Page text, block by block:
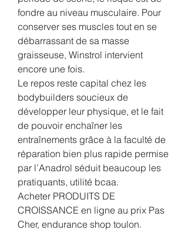
fondre au niveau musculaire. Pour
conserver ses muscles tout en se
débarrassant de sa masse
graisseuse, Winstrol intervient
encore une fois.
Le repos reste capital chez les
bodybuilders soucieux de
développer leur physique, et le fait
de pouvoir enchaîner les
entraînements grâce à la faculté de
réparation bien plus rapide permise
par l’Anadrol séduit beaucoup les
pratiquants, utilité bcaa.
Acheter PRODUITS DE
CROISSANCE en ligne au prix Pas
Cher, endurance shop toulon.